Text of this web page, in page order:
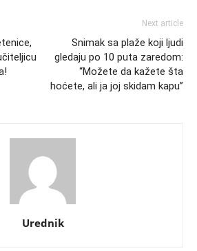
Next article
Snimak sa plaže koji ljudi
gledaju po 10 puta zaredom:
“Možete da kažete šta
hoćete, ali ja joj skidam kapu”
Urednik